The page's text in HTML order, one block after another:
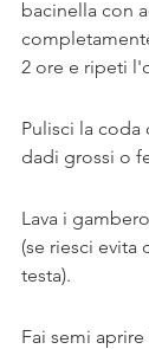
bacinella con
2 ore e ripeti
Pulisci la coda
dadi grossi o
Lava i
(se riesci evita
testa).
Fai semi